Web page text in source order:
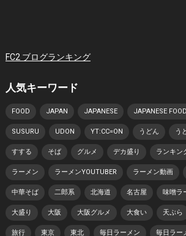
FC2 ブログランキング
人気キーワード
FOOD JAPAN JAPANESE JAPANESE FOOD
SUSURU UDON YT:CC=ON うどん う
すする そば グルメ デカ盛り ランキン
ラーメン ラーメンYOUTUBER ラーメン動画
中華そば 二郎系 北海道 名古屋 味噌ラ
大盛り 大阪 大阪グルメ 大食い 天ぷら
旅行 東京 東北 毎日ラーメン 毎日ラー